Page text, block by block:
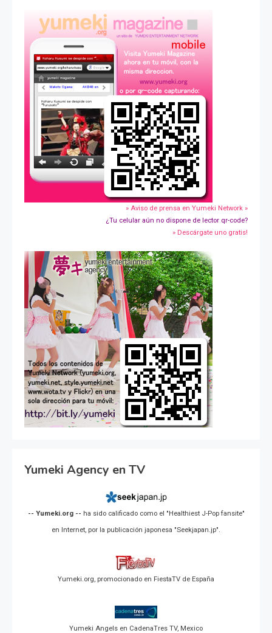
» Aviso de prensa en Yumeki Network »
¿Tu celular aún no dispone de lector qr-code?
» Descárgate uno gratis!
Yumeki Agency en TV
-- Yumeki.org -- ha sido calificado como el "Healthiest J-Pop fansite"
en Internet, por la publicación japonesa "Seekjapan.jp".
Yumeki.org, promocionado en FiestaTV de España
Yumeki Angels en CadenaTres TV, Mexico